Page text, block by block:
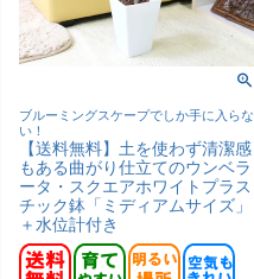
ブルーミングスケープでしか手に入らな
い！
【送料無料】土を使わず清潔感
もある曲がり仕立てのウンベラ
ータ・スクエアホワイトプラス
チック鉢「ミディアムサイズ」
＋水位計付き